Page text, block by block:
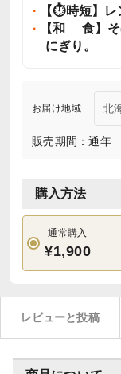
【⏱時短】レ
【和 食】そ
にぎり。
お届け地域
販売期間：通年
購入方法
通常購入
¥1,900
レビューと投稿